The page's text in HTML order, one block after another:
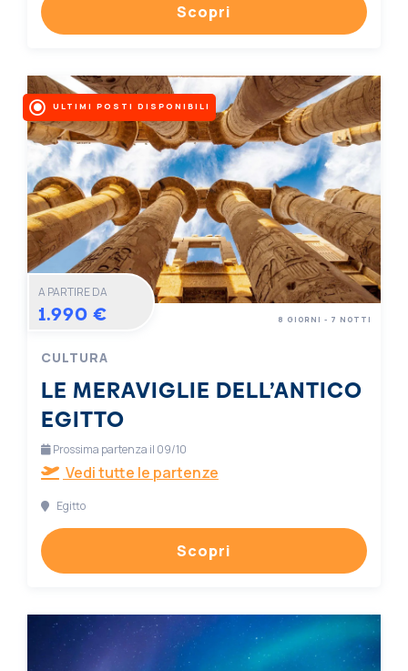
Scopri
ULTIMI POSTI DISPONIBILI
A PARTIRE DA
1.990 €
CULTURA
LE MERAVIGLIE DELL’ANTICO
EGITTO
8 GIORNI - 7 NOTTI
Prossima partenza il 09/10
Vedi tutte le partenze
Egitto
Scopri